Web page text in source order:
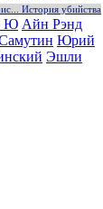
История убийства
Ю Айн Рэнд
Юрий
Эшли